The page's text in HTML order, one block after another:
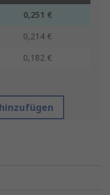
0,251 €
0,214 €
0,182 €